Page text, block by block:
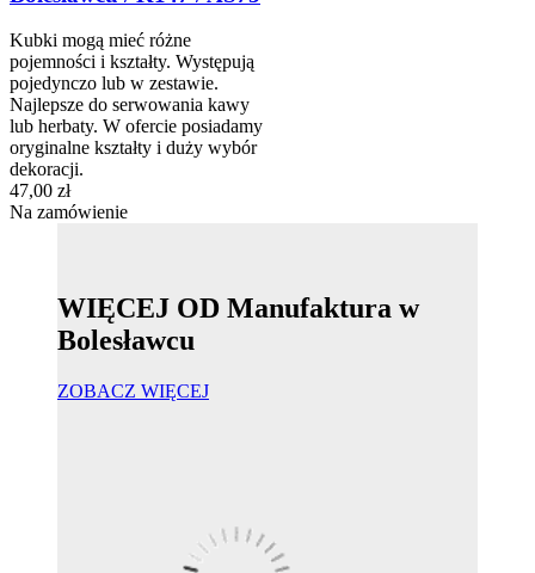
Kubki mogą mieć różne
pojemności i kształty. Występują
pojedynczo lub w zestawie.
Najlepsze do serwowania kawy
lub herbaty. W ofercie posiadamy
oryginalne kształty i duży wybór
dekoracji.
47,00 zł
Na zamówienie
WIĘCEJ OD Manufaktura w
Bolesławcu
ZOBACZ WIĘCEJ